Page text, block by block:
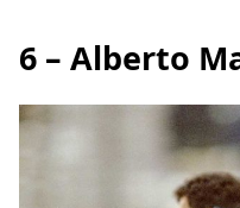
6 – Alberto